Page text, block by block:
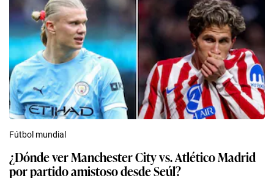
Fútbol mundial
¿Dónde ver Manchester City vs. Atlético Madrid
por partido amistoso desde Seúl?